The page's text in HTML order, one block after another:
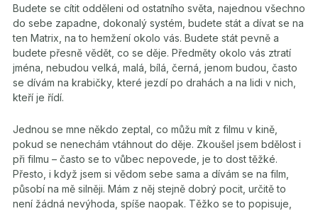
Budete se cítit odděleni od ostatního světa, najednou všechno
do sebe zapadne, dokonalý systém, budete stát a dívat se na
ten Matrix, na to hemžení okolo vás. Budete stát pevně a
budete přesně vědět, co se děje. Předměty okolo vás ztratí
jména, nebudou velká, malá, bílá, černá, jenom budou, často
se dívám na krabičky, které jezdí po drahách a na lidi v nich,
kteří je řídí.
Jednou se mne někdo zeptal, co můžu mít z filmu v kině,
pokud se nenechám vtáhnout do děje. Zkoušel jsem bdělost i
při filmu – často se to vůbec nepovede, je to dost těžké.
Přesto, i když jsem si vědom sebe sama a dívám se na film,
působí na mě silněji. Mám z něj stejně dobrý pocit, určitě to
není žádná nevýhoda, spíše naopak. Těžko se to popisuje,